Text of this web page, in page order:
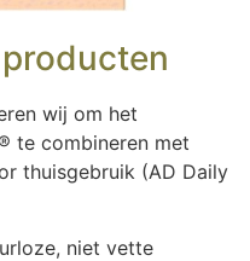
wij om het
te combineren met
thuisgebruik (AD Daily
niet vette